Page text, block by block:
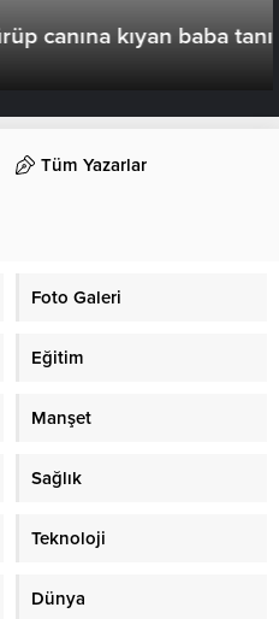
kıyan baba tanıdık
Tüm Yazarlar
Foto Galeri
Eğitim
Manşet
Sağlık
Teknoloji
Dünya